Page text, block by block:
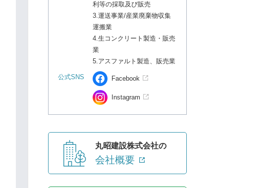
利等の採取及び販売
3.運送事業/産業廃棄物収集
運搬業
4.生コンクリート製造・販売
業
5.アスファルト製造、販売業
公式SNS Facebook
Instagram
丸昭建設株式会社の
会社概要